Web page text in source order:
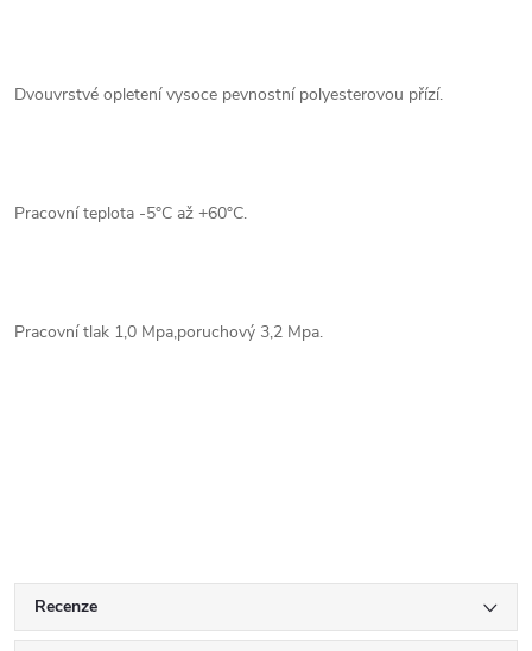
Dvouvrstvé opletení vysoce pevnostní polyesterovou přízí.
Pracovní teplota -5°C až +60°C.
Pracovní tlak 1,0 Mpa,poruchový 3,2 Mpa.
Recenze